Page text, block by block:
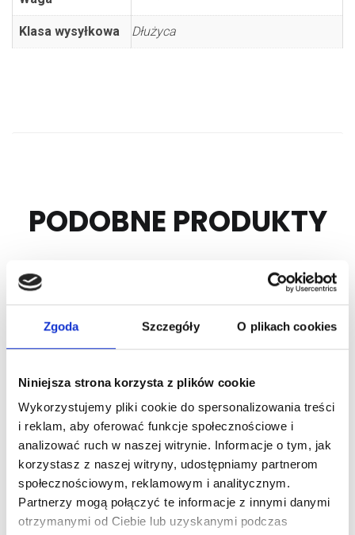
Zgoda Szczegóły O plikach cookies
Niniejsza strona korzysta z plików cookie
Wykorzystujemy pliki cookie do spersonalizowania treści
i reklam, aby oferować funkcje społecznościowe i
analizować ruch w naszej witrynie. Informacje o tym, jak
korzystasz z naszej witryny, udostępniamy partnerom
społecznościowym, reklamowym i analitycznym.
Partnerzy mogą połączyć te informacje z innymi danymi
otrzymanymi od Ciebie lub uzyskanymi podczas
Klasa wysyłkowa Dłużyca
PODOBNE PRODUKTY
Nr Art.:235020
Uchwyt montażowy
profilu zamkniętego
(80x40x3) 220100
Cena detaliczna (brutto)
Nr Art.:220014-2500
Profil montażowy do
uszczelnienia
górnego L 2500mm z
poz 24740 i 24740B